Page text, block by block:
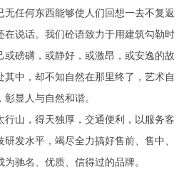
无任何东西能够使人们回想一去不复返
在说话。我们砼语致力于用建筑勾勒时
或磅礴，或静好，或激昂，或安逸的故
中，却不知自然在那里终了，艺术自
显人与自然和谐。
行山，得天独厚，交通便利，以服务客
发水平，竭尽全力搞好售前、售中、
驰名、优质、信得过的品牌。